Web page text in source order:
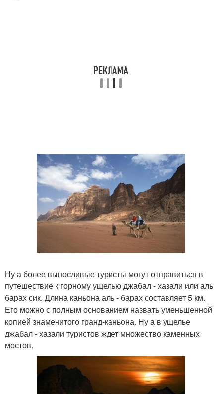
Ну а более выносливые туристы могут отправиться в
путешествие к горному ущелью джабал - хазали или аль
барах сик. Длина каньона аль - барах составляет 5 км.
Его можно с полным основанием назвать уменьшенной
копией знаменитого гранд-каньона. Ну а в ущелье
джабал - хазали туристов ждет множество каменных
мостов.